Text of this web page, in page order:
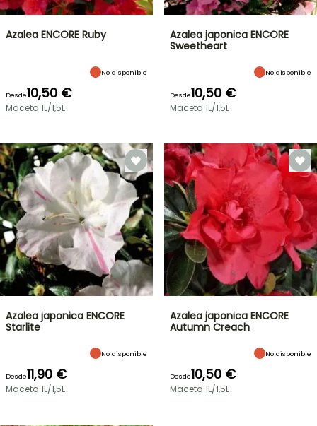
Azalea ENCORE Ruby
No disponible
Desde10,50 €
Maceta 1L/1,5L
Azalea japonica ENCORE
Sweetheart
No disponible
Desde10,50 €
Maceta 1L/1,5L
Azalea japonica ENCORE
Starlite
No disponible
Desde11,90 €
Maceta 1L/1,5L
Azalea japonica ENCORE
Autumn Creach
No disponible
Desde10,50 €
Maceta 1L/1,5L